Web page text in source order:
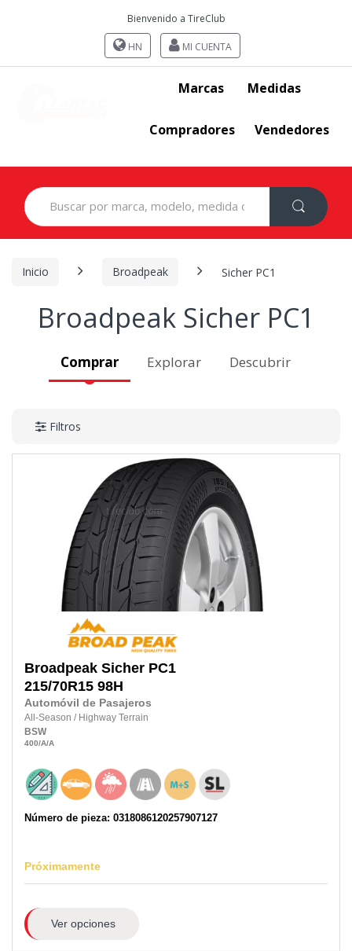
Bienvenido a TireClub
HN MI CUENTA
Marcas Medidas
Compradores Vendedores
Search
for:
Inicio Broadpeak Sicher PC1
Broadpeak Sicher PC1
Comprar Explorar Descubrir
Filtros
Broadpeak Sicher PC1
215/70R15 98H
Automóvil de Pasajeros
All-Season / Highway Terrain
BSW
400/A/A
Número de pieza: 0318086120257907127
Próximamente
Ver opciones